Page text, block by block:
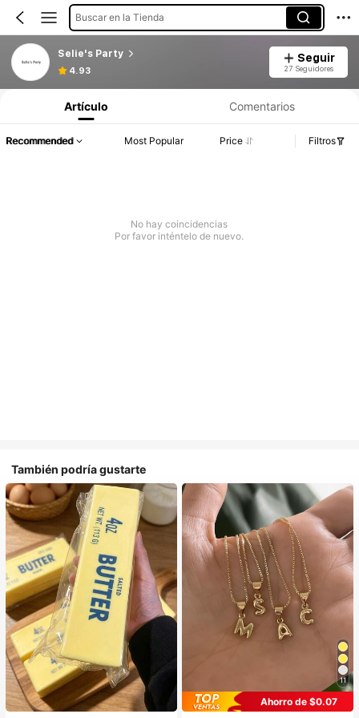
Buscar en la Tienda
Selie's Party
4.93
Seguir
27 Seguidores
Artículo Comentarios
Recommended Most Popular Price Filtros
No hay coincidencias
Por favor inténtelo de nuevo.
También podría gustarte
11
Ahorro de $0.07